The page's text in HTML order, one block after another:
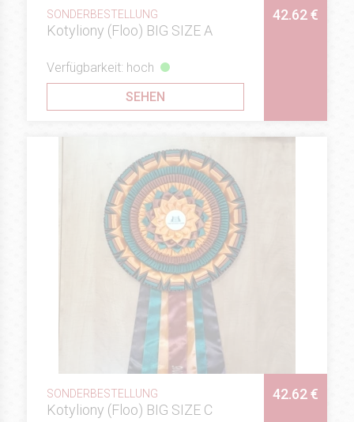
SONDERBESTELLUNG
Kotyliony (Floo) BIG SIZE A
42.62 €
Verfügbarkeit: hoch
SEHEN
SONDERBESTELLUNG
Kotyliony (Floo) BIG SIZE C
42.62 €